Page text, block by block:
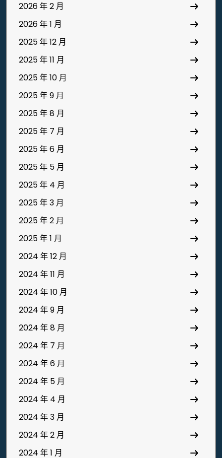
2026 年 2 月
2026 年 1 月
2025 年 12 月
2025 年 11 月
2025 年 10 月
2025 年 9 月
2025 年 8 月
2025 年 7 月
2025 年 6 月
2025 年 5 月
2025 年 4 月
2025 年 3 月
2025 年 2 月
2025 年 1 月
2024 年 12 月
2024 年 11 月
2024 年 10 月
2024 年 9 月
2024 年 8 月
2024 年 7 月
2024 年 6 月
2024 年 5 月
2024 年 4 月
2024 年 3 月
2024 年 2 月
2024 年 1 月